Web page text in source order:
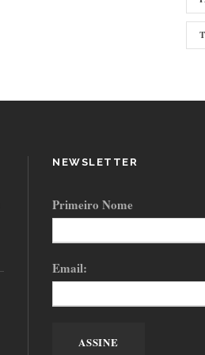
NEWSLETTER
Primeiro Nome
Email: